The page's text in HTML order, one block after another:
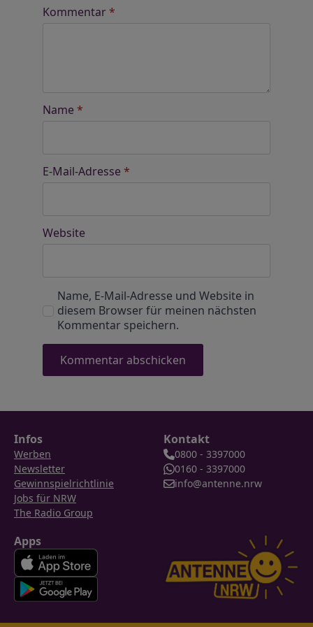
Kommentar*
Name *
E-Mail-Adresse *
Website
Name, E-Mail-Adresse und Website in
diesem Browser für meinen nächsten
Kommentar speichern.
Infos
Werben
Newsletter
Gewinnspielrichtlinie
Jobs für NRW
The Radio Group
Kontakt
0800 - 3397000
0160 - 3397000
info@antenne.nrw
Apps